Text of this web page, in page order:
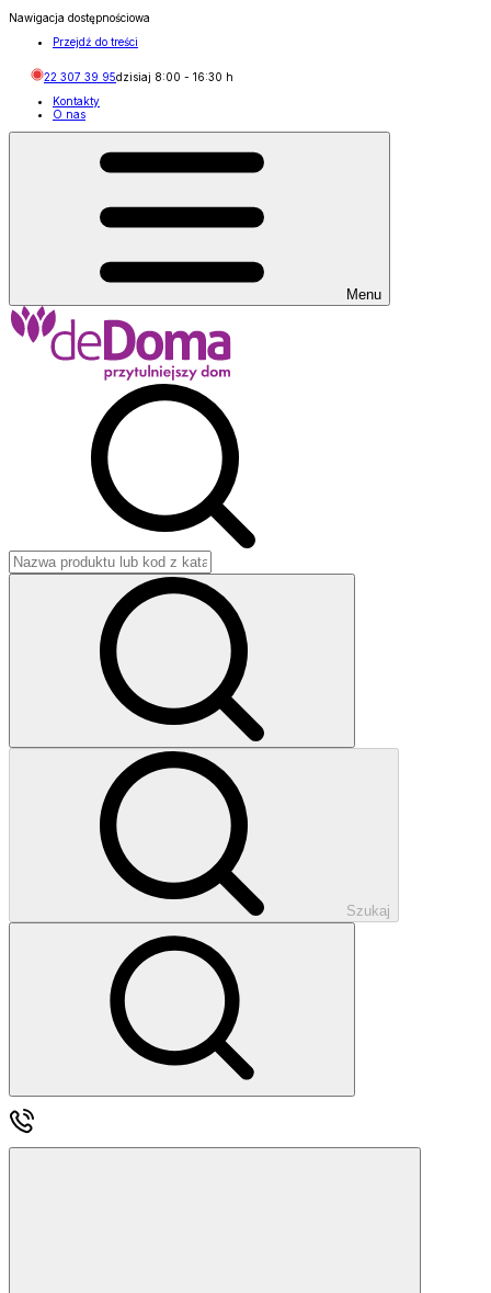
Nawigacja dostępnościowa
Przejdź do treści
22 307 39 95dzisiaj 8:00 - 16:30 h
Kontakty
O nas
Menu
Szukaj